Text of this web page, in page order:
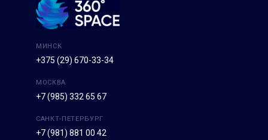
МИНСК
+375 (29) 670-33-34
МОСКВА
+7 (985) 332 65 67
САНКТ-ПЕТЕРБУРГ
+7 (981) 881 00 42